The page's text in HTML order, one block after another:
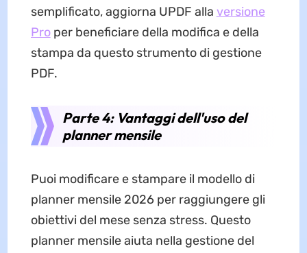
semplificato, aggiorna UPDF alla versione
Proper beneficiare della modifica e della
stampa da questo strumento di gestione
PDF.
Parte 4: Vantaggi dell'uso del
planner mensile
Puoi modificare e stampare il modello di
planner mensile 2026 per raggiungere gli
obiettivi del mese senza stress. Questo
planner mensile aiuta nella gestione del